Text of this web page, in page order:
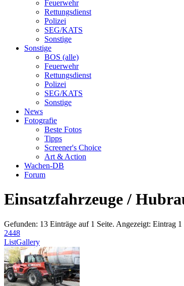
Feuerwehr
Rettungsdienst
Polizei
SEG/KATS
Sonstige
Sonstige
BOS (alle)
Feuerwehr
Rettungsdienst
Polizei
SEG/KATS
Sonstige
News
Fotografie
Beste Fotos
Tipps
Screener's Choice
Art & Action
Wachen-DB
Forum
Einsatzfahrzeuge /
Gefunden: 13 Einträge auf 1 Seite. Angezeigt: Eintrag 1
2448
ListGallery